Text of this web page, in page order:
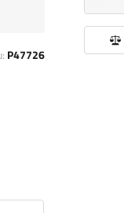
P47726